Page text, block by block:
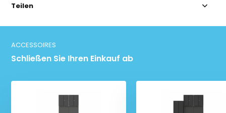
Teilen
ACCESSOIRES
Schließen Sie Ihren Einkauf ab